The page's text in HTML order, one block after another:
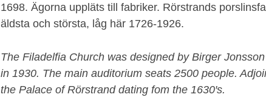
1698. Ägorna uppläts till fabriker. Rörstrands
äldsta och största, låg här 1726-1926.
The Filadelfia Church was designed by Birger
in 1930. The main auditorium seats 2500 people.
the Palace of Rörstrand dating fom the 1630′s.